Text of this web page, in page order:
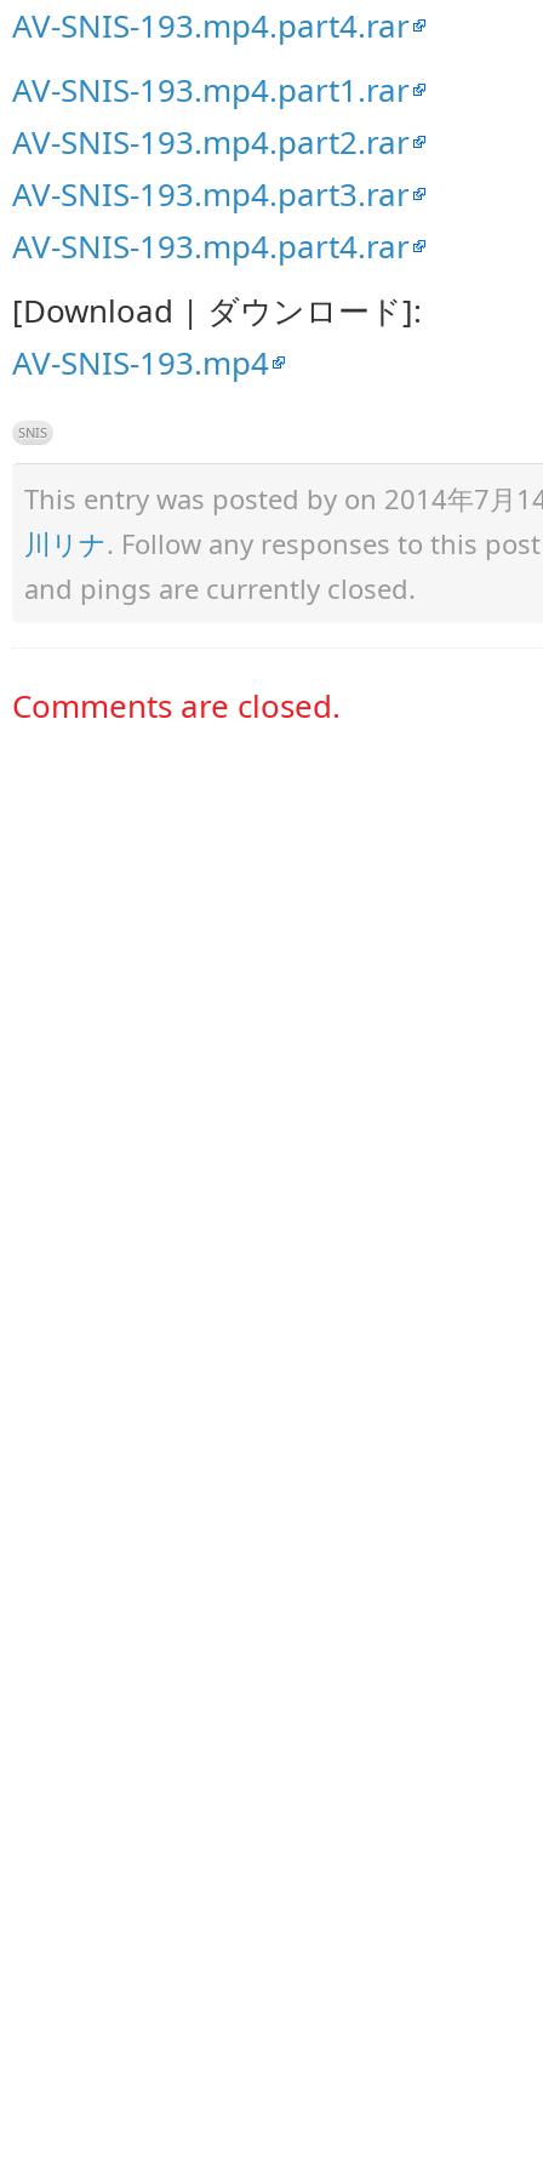
AV-SNIS-193.mp4.part4.rar
AV-SNIS-193.mp4.part1.rar
AV-SNIS-193.mp4.part2.rar
AV-SNIS-193.mp4.part3.rar
AV-SNIS-193.mp4.part4.rar
[Download | ダウンロード]:
AV-SNIS-193.mp4
SNIS
This entry was posted by on 2014年7月
川リナ. Follow any responses to this
and pings are currently closed.
Comments are closed.